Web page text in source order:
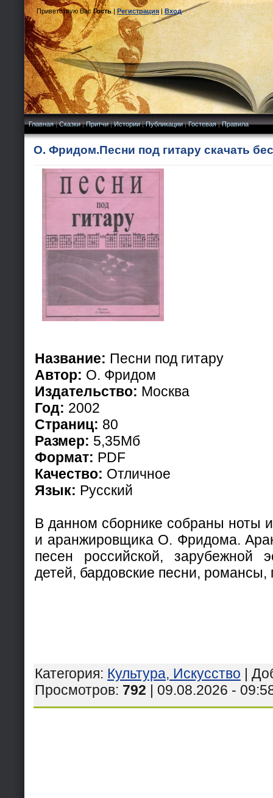
Приветствую Вас Гость|Регистрация|Вход
Главная|Сказки|Притчи|Истории|Публикации|Гостевая|Правила
О. Фридом.Песни под гитару скачать
Название: Песни под гитару
Автор: О. Фридом
Издательство: Москва
Год: 2002
Страниц: 80
Размер: 5,35Мб
Формат: PDF
Качество: Отличное
Язык: Русский
В данном сборнике собраны ноты
и аранжировщика О. Фридома.
песен российской, зарубежной
детей, бардовские песни, романсы,
Категория: Культура, Искусство |
Просмотров: 792 | 09.08.2026 -